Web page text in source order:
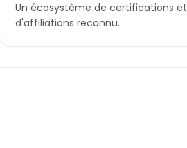
Un écosystème de certifications et
d'affiliations reconnu.